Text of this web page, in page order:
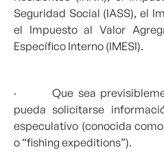
Seguridad Social (IASS), el
el Impuesto al Valor
Específico Interno (IMESI).
· Que sea
pueda solicitarse
especulativo (conocida
o “fishing expeditions”).